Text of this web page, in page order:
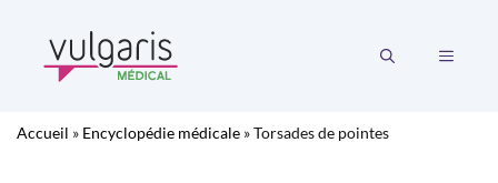
contenu
MENU
Accueil » Encyclopédie médicale »Torsades de pointes